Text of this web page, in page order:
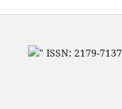
" ISSN: 2179-7137